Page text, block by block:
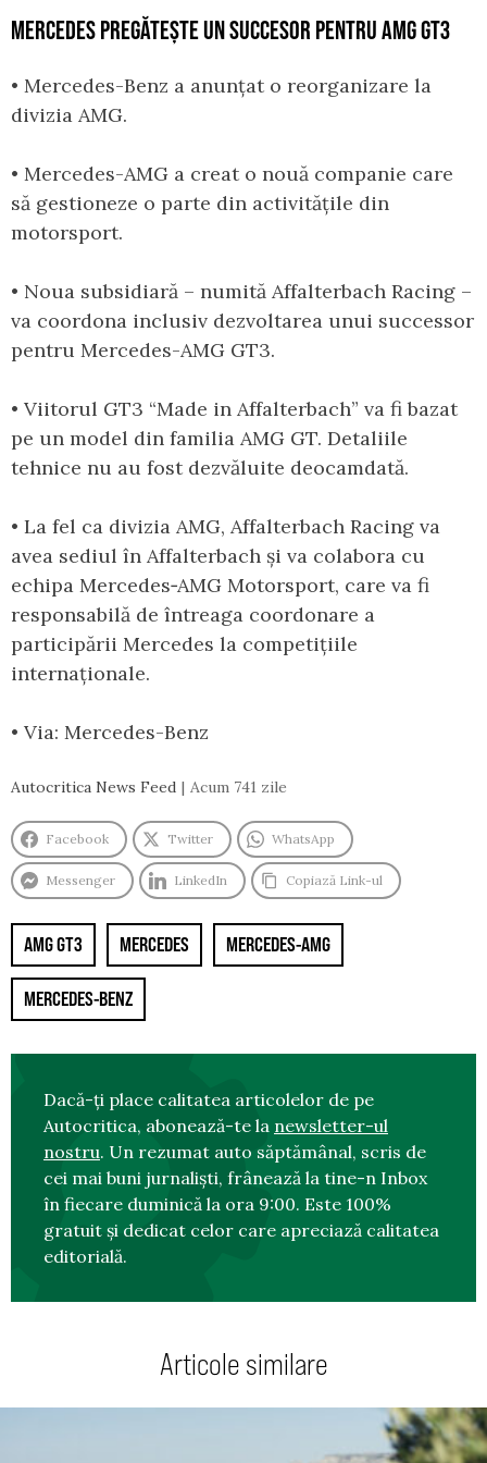
MERCEDES PREGĂTEȘTE UN SUCCESOR PENTRU AMG GT3
• Mercedes-Benz a anunțat o reorganizare la
divizia AMG.
• Mercedes-AMG a creat o nouă companie care
să gestioneze o parte din activitățile din
motorsport.
• Noua subsidiară – numită Affalterbach Racing –
va coordona inclusiv dezvoltarea unui successor
pentru Mercedes-AMG GT3.
• Viitorul GT3 “Made in Affalterbach” va fi bazat
pe un model din familia AMG GT. Detaliile
tehnice nu au fost dezvăluite deocamdată.
• La fel ca divizia AMG, Affalterbach Racing va
avea sediul în Affalterbach și va colabora cu
echipa Mercedes‑AMG Motorsport, care va fi
responsabilă de întreaga coordonare a
participării Mercedes la competițiile
internaționale.
• Via: Mercedes-Benz
Autocritica News Feed Acum 741 zile
Facebook Twitter WhatsApp
Messenger LinkedIn Copiază Link-ul
AMG GT3 MERCEDES MERCEDES-AMG
MERCEDES-BENZ
Dacă-ți place calitatea articolelor de pe
Autocritica, abonează-te la newsletter-ul
nostru. Un rezumat auto săptămânal, scris de
cei mai buni jurnaliști, frânează la tine-n Inbox
în fiecare duminică la ora 9:00. Este 100%
gratuit și dedicat celor care apreciază calitatea
editorială.
Articole similare